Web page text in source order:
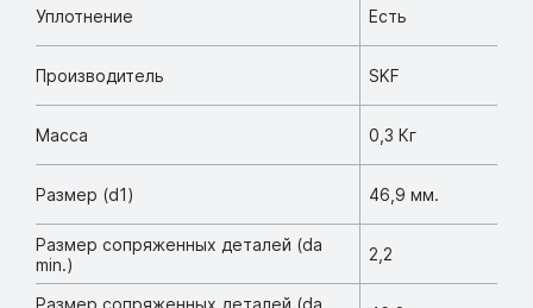
Уплотнение Есть
Производитель SKF
Масса 0,3 Кг
Размер (d1) 46,9 мм.
Размер сопряженных деталей (da
min.)
2,2
Размер сопряженных деталей (da